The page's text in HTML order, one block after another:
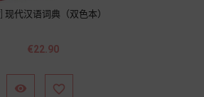
] 现代汉语词典（双色本）
Price
€22.90
 